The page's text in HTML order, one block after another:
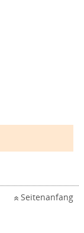
Seitenanfang